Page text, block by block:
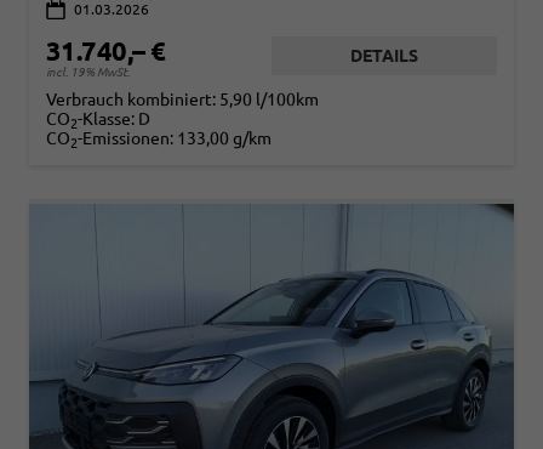
01.03.2026
31.740,– €
incl. 19% MwSt.
DETAILS
Verbrauch kombiniert: 5,90 l/100km
CO2-Klasse: D
CO2-Emissionen: 133,00 g/km